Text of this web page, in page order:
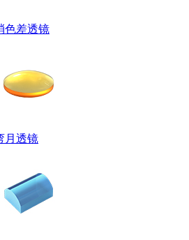
色差透镜
月透镜